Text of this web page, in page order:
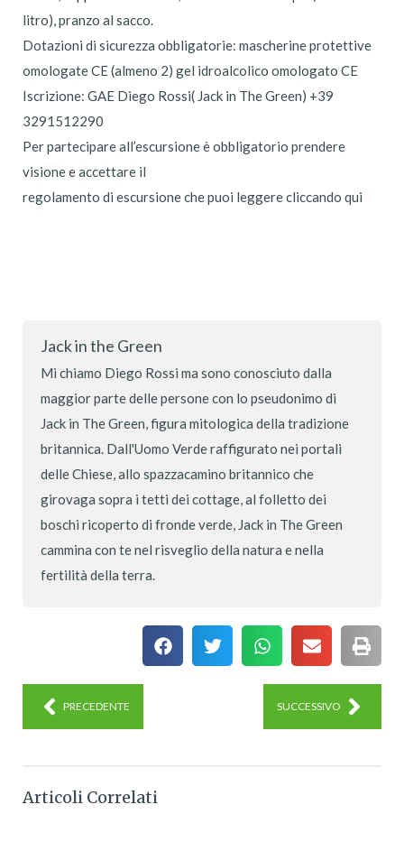
litro), pranzo al sacco.
Dotazioni di sicurezza obbligatorie: mascherine protettive
omologate CE (almeno 2) gel idroalcolico omologato CE
Iscrizione: GAE Diego Rossi( Jack in The Green) +39
3291512290
Per partecipare all’escursione è obbligatorio prendere
visione e accettare il
regolamento di escursione che puoi leggere cliccando qui
Jack in the Green
Mi chiamo Diego Rossi ma sono conosciuto dalla
maggior parte delle persone con lo pseudonimo di
Jack in The Green, figura mitologica della tradizione
britannica. Dall'Uomo Verde raffigurato nei portali
delle Chiese, allo spazzacamino britannico che
girovaga sopra i tetti dei cottage, al folletto dei
boschi ricoperto di fronde verde, Jack in The Green
cammina con te nel risveglio della natura e nella
fertilità della terra.
PRECEDENTE SUCCESSIVO
Articoli Correlati